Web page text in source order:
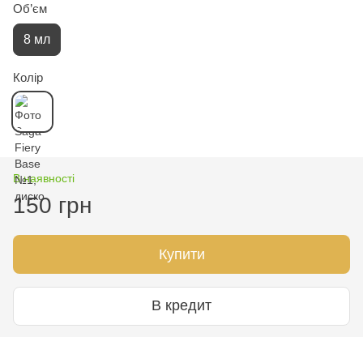
Об’єм
8 мл
Колір
В наявності
150 грн
Купити
В кредит